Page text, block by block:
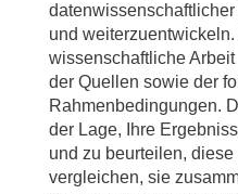
und
wissenschaftliche
der Quellen sowie der
Rahmenbedingungen.
der Lage, Ihre
und zu beurteilen, diese
vergleichen, sie